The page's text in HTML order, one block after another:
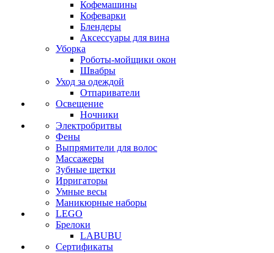
Кофемашины
Кофеварки
Блендеры
Аксессуары для вина
Уборка
Роботы-мойщики окон
Швабры
Уход за одеждой
Отпариватели
Освещение
Ночники
Электробритвы
Фены
Выпрямители для волос
Массажеры
Зубные щетки
Ирригаторы
Умные весы
Маникюрные наборы
LEGO
Брелоки
LABUBU
Сертификаты